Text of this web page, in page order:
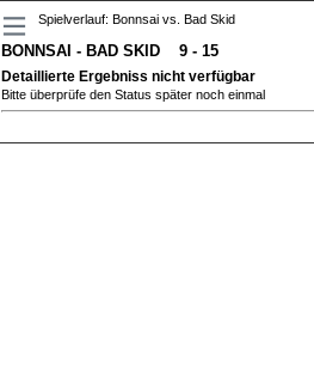
Spielverlauf: Bonnsai vs. Bad Skid
BONNSAI - BAD SKID 9 - 15
Detaillierte Ergebniss nicht verfügbar
Bitte überprüfe den Status später noch einmal